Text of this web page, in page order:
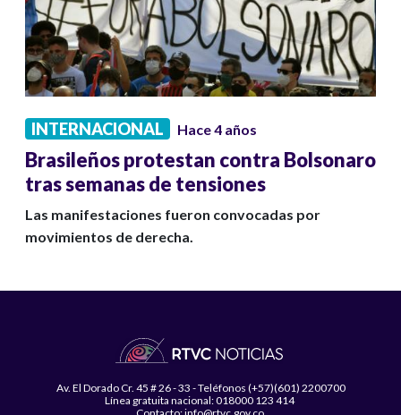
INTERNACIONAL Hace 4 años
Brasileños protestan contra Bolsonaro
tras semanas de tensiones
Las manifestaciones fueron convocadas por
movimientos de derecha.
Av. El Dorado Cr. 45 # 26 - 33 - Teléfonos (+57)(601) 2200700
Línea gratuita nacional: 018000 123 414